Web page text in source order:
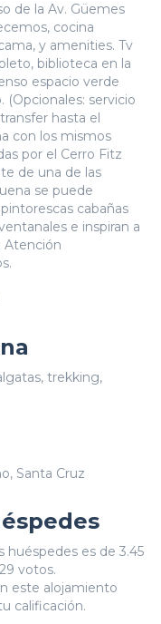
de la Av. Güemes
cocina
y amenities. Tv
biblioteca en la
espacio verde
servicio
hasta el
con los mismos
por el Cerro Fitz
de una de las
se puede
cabañas
e inspiran a
Atención
trekking,
Santa Cruz
huéspedes es de 3.45
votos.
este alojamiento
calificación.